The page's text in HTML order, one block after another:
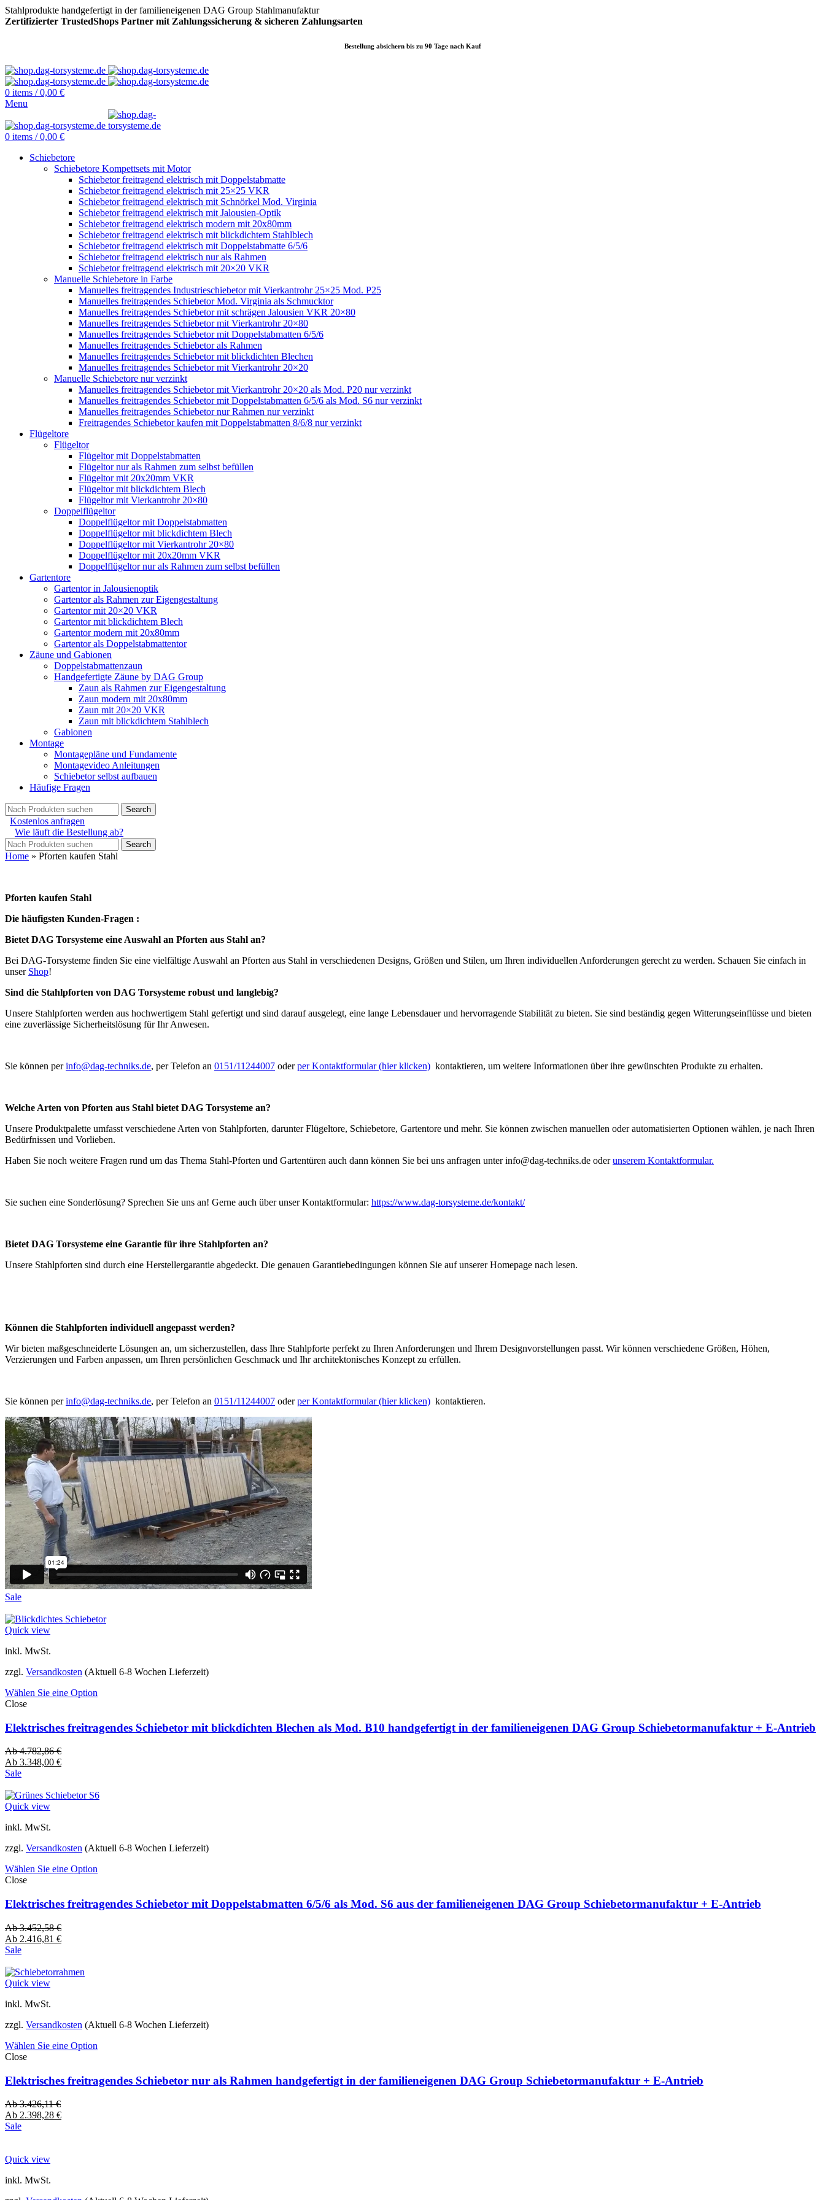
Stahlprodukte handgefertigt in der familieneigenen DAG Group Stahlmanufaktur
Zertifizierter TrustedShops Partner mit Zahlungssicherung & sicheren Zahlungsarten
Bestellung absichern bis zu 90 Tage nach Kauf
0 items / 0,00 €
Menu
0 items / 0,00 €
Schiebetore
Schiebetore Kompettsets mit Motor
Schiebetor freitragend elektrisch mit Doppelstabmatte
Schiebetor freitragend elektrisch mit 25×25 VKR
Schiebetor freitragend elektrisch mit Schnörkel Mod. Virginia
Schiebetor freitragend elektrisch mit Jalousien-Optik
Schiebetor freitragend elektrisch modern mit 20x80mm
Schiebetor freitragend elektrisch mit blickdichtem Stahlblech
Schiebetor freitragend elektrisch mit Doppelstabmatte 6/5/6
Schiebetor freitragend elektrisch nur als Rahmen
Schiebetor freitragend elektrisch mit 20×20 VKR
Manuelle Schiebetore in Farbe
Manuelles freitragendes Industrieschiebetor mit Vierkantrohr 25×25 Mod. P25
Manuelles freitragendes Schiebetor Mod. Virginia als Schmucktor
Manuelles freitragendes Schiebetor mit schrägen Jalousien VKR 20×80
Manuelles freitragendes Schiebetor mit Vierkantrohr 20×80
Manuelles freitragendes Schiebetor mit Doppelstabmatten 6/5/6
Manuelles freitragendes Schiebetor als Rahmen
Manuelles freitragendes Schiebetor mit blickdichten Blechen
Manuelles freitragendes Schiebetor mit Vierkantrohr 20×20
Manuelle Schiebetore nur verzinkt
Manuelles freitragendes Schiebetor mit Vierkantrohr 20×20 als Mod. P20 nur verzinkt
Manuelles freitragendes Schiebetor mit Doppelstabmatten 6/5/6 als Mod. S6 nur verzinkt
Manuelles freitragendes Schiebetor nur Rahmen nur verzinkt
Freitragendes Schiebetor kaufen mit Doppelstabmatten 8/6/8 nur verzinkt
Flügeltore
Flügeltor
Flügeltor mit Doppelstabmatten
Flügeltor nur als Rahmen zum selbst befüllen
Flügeltor mit 20x20mm VKR
Flügeltor mit blickdichtem Blech
Flügeltor mit Vierkantrohr 20×80
Doppelflügeltor
Doppelflügeltor mit Doppelstabmatten
Doppelflügeltor mit blickdichtem Blech
Doppelflügeltor mit Vierkantrohr 20×80
Doppelflügeltor mit 20x20mm VKR
Doppelflügeltor nur als Rahmen zum selbst befüllen
Gartentore
Gartentor in Jalousienoptik
Gartentor als Rahmen zur Eigengestaltung
Gartentor mit 20×20 VKR
Gartentor mit blickdichtem Blech
Gartentor modern mit 20x80mm
Gartentor als Doppelstabmattentor
Zäune und Gabionen
Doppelstabmattenzaun
Handgefertigte Zäune by DAG Group
Zaun als Rahmen zur Eigengestaltung
Zaun modern mit 20x80mm
Zaun mit 20×20 VKR
Zaun mit blickdichtem Stahlblech
Gabionen
Montage
Montagepläne und Fundamente
Montagevideo Anleitungen
Schiebetor selbst aufbauen
Häufige Fragen
Search
Kostenlos anfragen
Wie läuft die Bestellung ab?
Search
Home » Pforten kaufen Stahl
Pforten kaufen Stahl
Die häufigsten Kunden-Fragen :
Bietet DAG Torsysteme eine Auswahl an Pforten aus Stahl an?
Bei DAG-Torsysteme finden Sie eine vielfältige Auswahl an Pforten aus Stahl in verschiedenen Designs, Größen und Stilen, um Ihren individuellen Anforderungen gerecht zu werden. Schauen Sie einfach in
unser Shop!
Sind die Stahlpforten von DAG Torsysteme robust und langlebig?
Unsere Stahlpforten werden aus hochwertigem Stahl gefertigt und sind darauf ausgelegt, eine lange Lebensdauer und hervorragende Stabilität zu bieten. Sie sind beständig gegen Witterungseinflüsse und bieten
eine zuverlässige Sicherheitslösung für Ihr Anwesen.
Sie können perinfo@dag-techniks.de, per Telefon an 0151/11244007 oderper Kontaktformular (hier klicken) kontaktieren, um weitere Informationen über ihre gewünschten Produkte zu erhalten.
Welche Arten von Pforten aus Stahl bietet DAG Torsysteme an?
Unsere Produktpalette umfasst verschiedene Arten von Stahlpforten, darunter Flügeltore, Schiebetore, Gartentore und mehr. Sie können zwischen manuellen oder automatisierten Optionen wählen, je nach Ihren
Bedürfnissen und Vorlieben.
Haben Sie noch weitere Fragen rund um das Thema Stahl-Pforten und Gartentüren auch dann können Sie bei uns anfragen unter info@dag-techniks.de oderunserem Kontaktformular.
Sie suchen eine Sonderlösung? Sprechen Sie uns an! Gerne auch über unser Kontaktformular: https://www.dag-torsysteme.de/kontakt/
Bietet DAG Torsysteme eine Garantie für ihre Stahlpforten an?
Unsere Stahlpforten sind durch eine Herstellergarantie abgedeckt. Die genauen Garantiebedingungen können Sie auf unserer Homepage nach lesen.
Können die Stahlpforten individuell angepasst werden?
Wir bieten maßgeschneiderte Lösungen an, um sicherzustellen, dass Ihre Stahlpforte perfekt zu Ihren Anforderungen und Ihrem Designvorstellungen passt. Wir können verschiedene Größen, Höhen,
Verzierungen und Farben anpassen, um Ihren persönlichen Geschmack und Ihr architektonisches Konzept zu erfüllen.
Sie können perinfo@dag-techniks.de, per Telefon an 0151/11244007 oderper Kontaktformular (hier klicken) kontaktieren.
Sale
Quick view
inkl. MwSt.
zzgl. Versandkosten (Aktuell 6-8 Wochen Lieferzeit)
Wählen Sie eine Option
Close
Elektrisches freitragendes Schiebetor mit blickdichten Blechen als Mod. B10 handgefertigt in der familieneigenen DAG Group Schiebetormanufaktur + E-Antrieb
Ab4.782,86€
Ab 3.348,00 €
Sale
Quick view
inkl. MwSt.
zzgl. Versandkosten (Aktuell 6-8 Wochen Lieferzeit)
Wählen Sie eine Option
Close
Elektrisches freitragendes Schiebetor mit Doppelstabmatten 6/5/6 als Mod. S6 aus der familieneigenen DAG Group Schiebetormanufaktur + E-Antrieb
Ab3.452,58€
Ab 2.416,81 €
Sale
Quick view
inkl. MwSt.
zzgl. Versandkosten (Aktuell 6-8 Wochen Lieferzeit)
Wählen Sie eine Option
Close
Elektrisches freitragendes Schiebetor nur als Rahmen handgefertigt in der familieneigenen DAG Group Schiebetormanufaktur + E-Antrieb
Ab3.426,11€
Ab 2.398,28 €
Sale
Quick view
inkl. MwSt.